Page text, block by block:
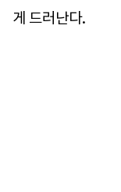
게 드러난다.